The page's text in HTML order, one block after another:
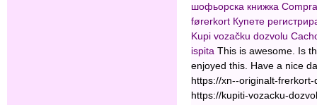
шофьорска книжка
førerkort Купете
Kupi vozačku dozvolu
ispita This is awesome. Is
enjoyed this. Have a nice
https://xn--originalt-
https://kupiti-vozacku-